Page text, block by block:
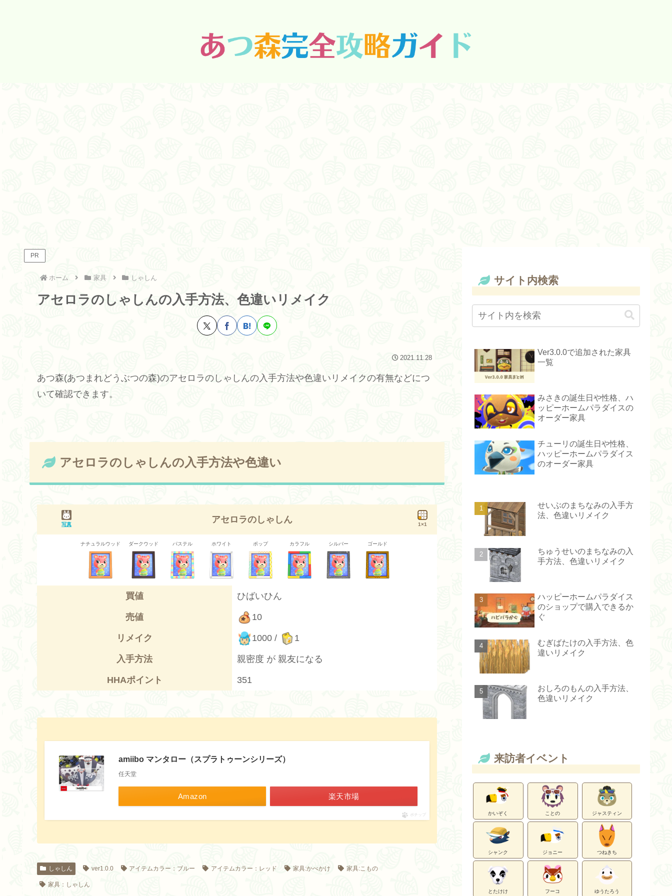
PR
ホーム 家具 しゃしん
アセロラのしゃしんの入手方法、色違いリメイク
2021.11.28
あつ森(あつまれどうぶつの森)のアセロラのしゃしんの入手方法や色違いリメイクの有無などにつ
いて確認できます。
アセロラのしゃしんの入手方法や色違い
写真 アセロラのしゃしん 1×1
ナチュラルウッド ダークウッド パステル ホワイト ポップ カラフル シルバー ゴールド
買値 ひばいひん
売値 10
リメイク 1000 / 1
入手方法 親密度 が 親友になる
HHAポイント 351
amiibo マンタロー（スプラトゥーンシリーズ）
任天堂
Amazon 楽天市場
ポチップ
しゃしん ver1.0.0 アイテムカラー：ブルー アイテムカラー：レッド 家具:かべかけ 家具:こもの
家具：しゃしん
サイト内検索
Ver3.0.0で追加された家具
一覧
みさきの誕生日や性格、ハ
ッピーホームパラダイスの
オーダー家具
チューリの誕生日や性格、
ハッピーホームパラダイス
のオーダー家具
せいぶのまちなみの入手方
法、色違いリメイク
ちゅうせいのまちなみの入
手方法、色違いリメイク
ハッピーホームパラダイス
のショップで購入できるか
ぐ
むぎばたけの入手方法、色
違いリメイク
おしろのもんの入手方法、
色違いリメイク
来訪者イベント
かいぞく ことの ジャスティン
シャンク ジョニー つねきち
とたけけ フーコ ゆうたろう